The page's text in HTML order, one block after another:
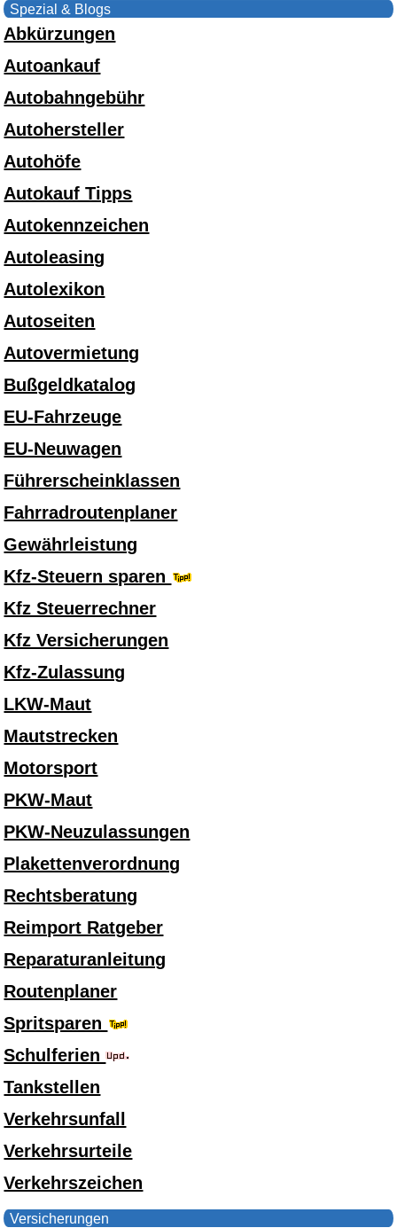
Spezial & Blogs
Abkürzungen
Autoankauf
Autobahngebühr
Autohersteller
Autohöfe
Autokauf Tipps
Autokennzeichen
Autoleasing
Autolexikon
Autoseiten
Autovermietung
Bußgeldkatalog
EU-Fahrzeuge
EU-Neuwagen
Führerscheinklassen
Fahrradroutenplaner
Gewährleistung
Kfz-Steuern sparen
Kfz Steuerrechner
Kfz Versicherungen
Kfz-Zulassung
LKW-Maut
Mautstrecken
Motorsport
PKW-Maut
PKW-Neuzulassungen
Plakettenverordnung
Rechtsberatung
Reimport Ratgeber
Reparaturanleitung
Routenplaner
Spritsparen
Schulferien
Tankstellen
Verkehrsunfall
Verkehrsurteile
Verkehrszeichen
Versicherungen